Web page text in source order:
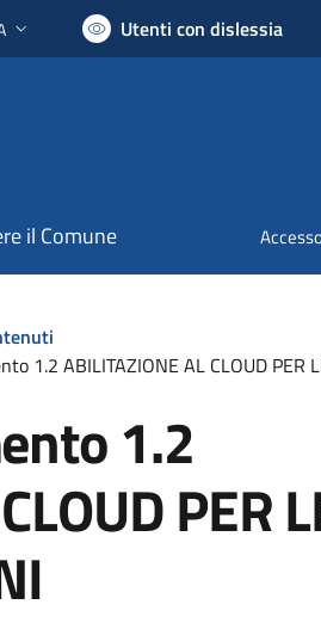
attiva: Utenti con dislessia
il Comune
1.2 ABILITAZIONE AL CLOUD PER
1.2
PER